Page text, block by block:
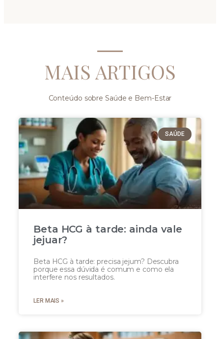
MAIS ARTIGOS
Conteúdo sobre Saúde e Bem-Estar
SAÚDE
Beta HCG à tarde: ainda vale
jejuar?
Beta HCG à tarde: precisa jejum? Descubra
porque essa dúvida é comum e como ela
interfere nos resultados.
LER MAIS »